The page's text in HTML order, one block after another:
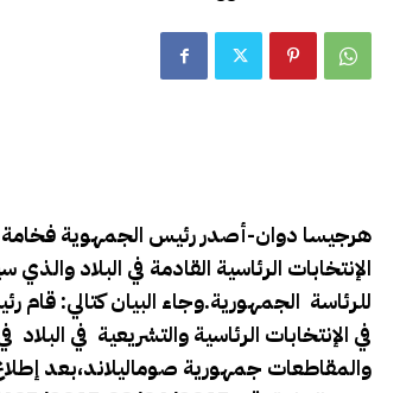
هرجيسا دوان-أصدر رئيس الجمهوية فخامة
للرئاسة الجمهورية.وجاء البيان كتالي: